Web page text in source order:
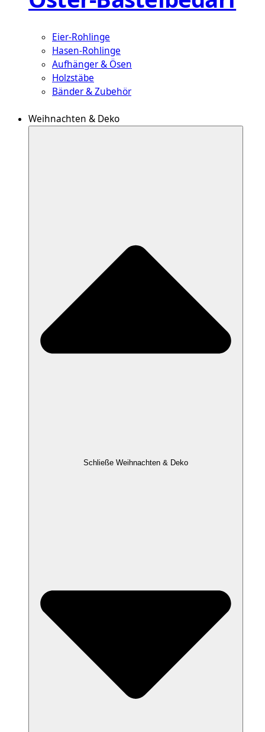
Eier-Rohlinge
Hasen-Rohlinge
Aufhänger & Ösen
Holzstäbe
Bänder & Zubehör
Weihnachten & Deko
Schließe Weihnachten & Deko